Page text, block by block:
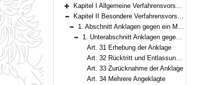
Bereich reduzieren
Bereich erweitern
Kapitel I Allgemeine Verfahrensvorschriften (Art. 14–30)
Bereich reduzieren
Kapitel II Besondere Verfahrensvorschriften (Art. 31–55)
Bereich reduzieren
1. Abschnitt Anklagen gegen ein Mitglied der Staatsregierung oder des Landtags (Art. 2 Nr. 1) (Art. 31–45)
Bereich reduzieren
1. Unterabschnitt Anklagen gegen ein Mitglied der Staatsregierung (Art. 31–43)
Art. 31 Erhebung der Anklage
Art. 32 Rücktritt und Entlassung des Anzuklagenden; Auflösung des Landtags
Art. 33 Zurücknahme der Anklage
Art. 34 Mehrere Angeklagte